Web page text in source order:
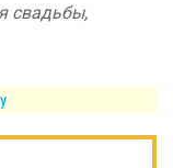
свадьбы,